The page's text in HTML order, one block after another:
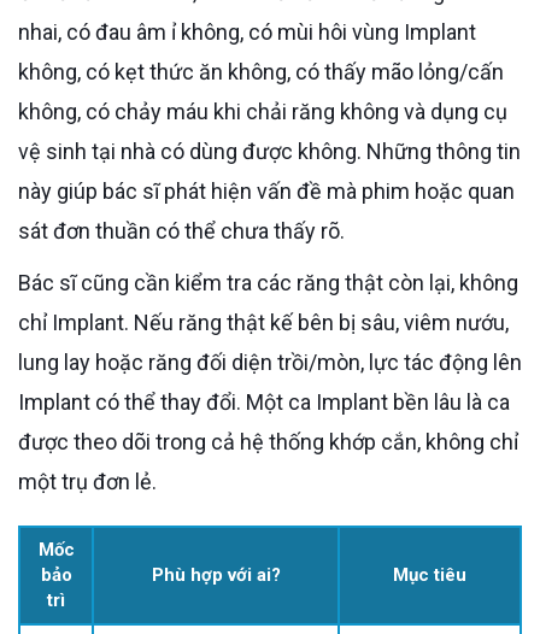
nhai, có đau âm ỉ không, có mùi hôi vùng Implant
không, có kẹt thức ăn không, có thấy mão lỏng/cấn
không, có chảy máu khi chải răng không và dụng cụ
vệ sinh tại nhà có dùng được không. Những thông tin
này giúp bác sĩ phát hiện vấn đề mà phim hoặc quan
sát đơn thuần có thể chưa thấy rõ.
Bác sĩ cũng cần kiểm tra các răng thật còn lại, không
chỉ Implant. Nếu răng thật kế bên bị sâu, viêm nướu,
lung lay hoặc răng đối diện trồi/mòn, lực tác động lên
Implant có thể thay đổi. Một ca Implant bền lâu là ca
được theo dõi trong cả hệ thống khớp cắn, không chỉ
một trụ đơn lẻ.
Mốc
bảo
trì
Phù hợp với ai? Mục tiêu